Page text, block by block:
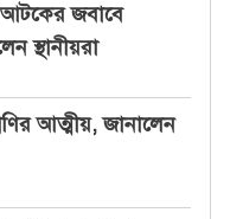
আটকের জবাবে
স্থানীয়রা
আত্মীয়, জানালেন